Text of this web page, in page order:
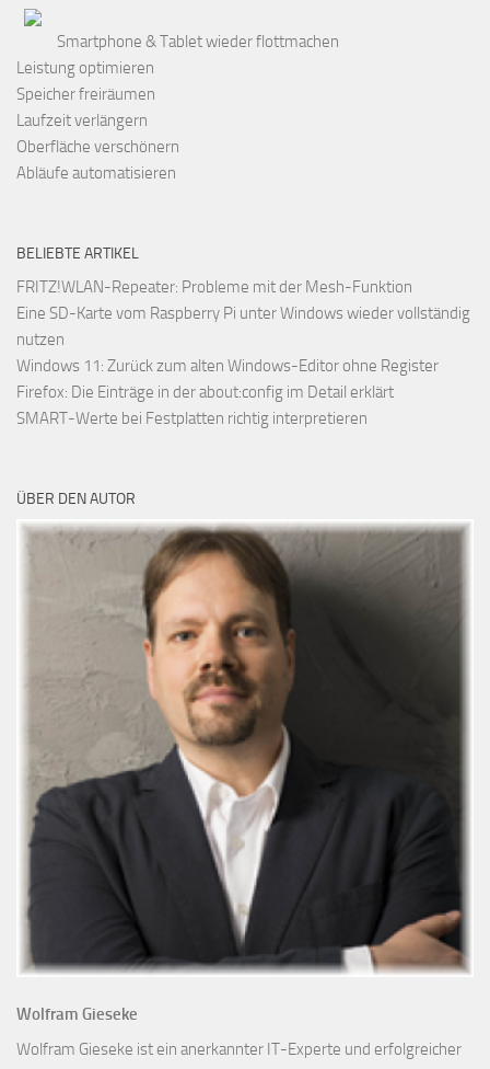
Smartphone & Tablet wieder flottmachen
Leistung optimieren
Speicher freiräumen
Laufzeit verlängern
Oberfläche verschönern
Abläufe automatisieren
BELIEBTE ARTIKEL
FRITZ!WLAN-Repeater: Probleme mit der Mesh-Funktion
Eine SD-Karte vom Raspberry Pi unter Windows wieder vollständig
nutzen
Windows 11: Zurück zum alten Windows-Editor ohne Register
Firefox: Die Einträge in der about:config im Detail erklärt
SMART-Werte bei Festplatten richtig interpretieren
ÜBER DEN AUTOR
Wolfram Gieseke
Wolfram Gieseke ist ein anerkannter IT-Experte und erfolgreicher